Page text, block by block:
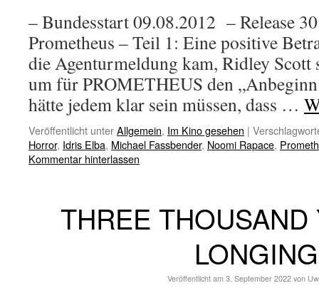
– Bundesstart 09.08.2012 – Release
Prometheus – Teil 1: Eine positive
die Agenturmeldung kam, Ridley Scott
um für PROMETHEUS den
hätte jedem klar sein müssen, dass …
Veröffentlicht unterAllgemein, Im Kino gesehen |
Horror, Idris Elba, Michael Fassbender, Noomi Rapace,
Kommentar hinterlassen
THREE
LONGING
Veröffentlicht am 3. September 2022 von